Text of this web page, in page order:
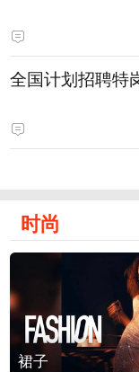
全国计划招聘特
时尚
裙子